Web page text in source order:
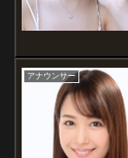
アナウンサー